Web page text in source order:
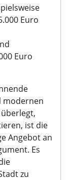
Euro
Euro
modernen
ist die
Angebot an
Es
zu